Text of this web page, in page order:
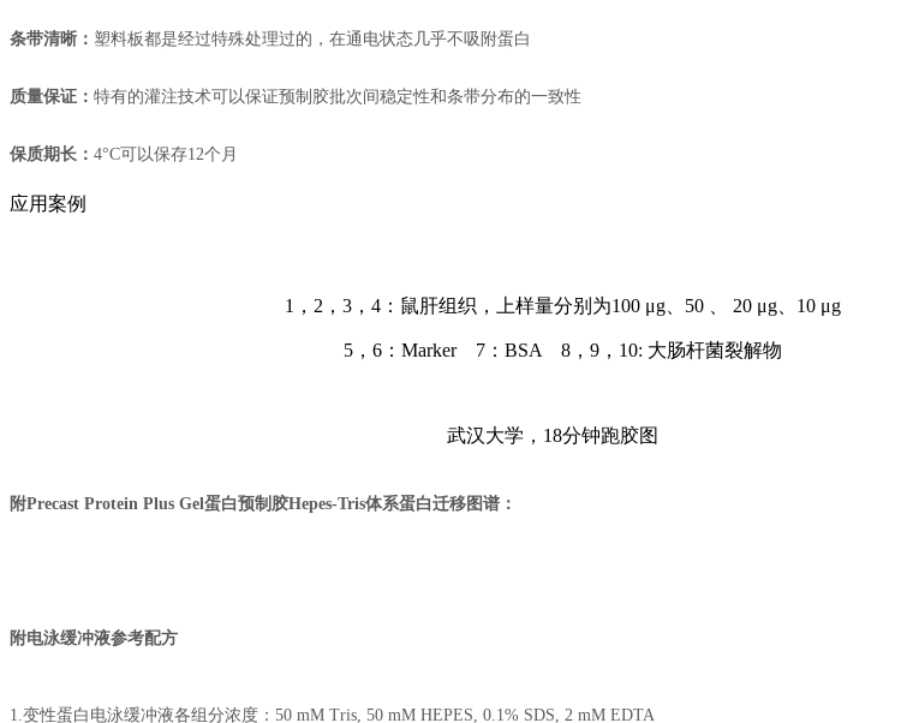
条带清晰： 塑料板都是经过特殊处理过的，在通电状态几乎不吸附蛋白
质量保证： 特有的灌注技术可以保证预制胶批次间稳定性和条带分布的一致性
保质期长： 4°C可以保存12个月
应用案例
1，2，3，4：鼠肝组织，上样量分别为100 μg、50 、 20 μg、10 μg
5，6：Marker 7：BSA 8，9，10: 大肠杆菌裂解物
武汉大学，18分钟跑胶图
附Precast Protein Plus Gel蛋白预制胶Hepes-Tris体系蛋白迁移图谱：
附电泳缓冲液参考配方
1.变性蛋白电泳缓冲液各组分浓度：50 mM Tris, 50 mM HEPES, 0.1% SDS, 2 mM EDTA